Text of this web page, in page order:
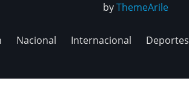
byThemeArile
Nacional Internacional Deportes